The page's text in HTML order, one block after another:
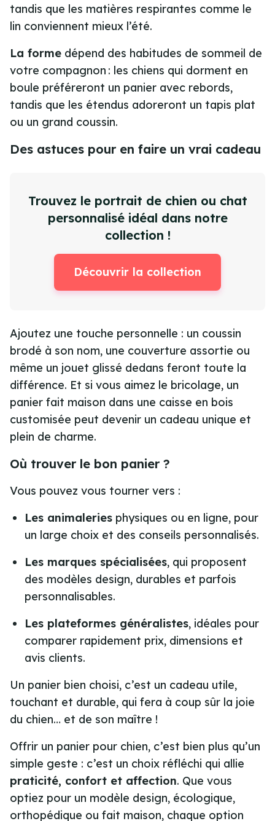
tandis que les matières respirantes comme le
lin conviennent mieux l’été.
La forme dépend des habitudes de sommeil de
votre compagnon : les chiens qui dorment en
boule préféreront un panier avec rebords,
tandis que les étendus adoreront un tapis plat
ou un grand coussin.
Des astuces pour en faire un vrai cadeau
Trouvez le portrait de chien ou chat
personnalisé idéal dans notre
collection !
Découvrir la collection
Ajoutez une touche personnelle : un coussin
brodé à son nom, une couverture assortie ou
même un jouet glissé dedans feront toute la
différence. Et si vous aimez le bricolage, un
panier fait maison dans une caisse en bois
customisée peut devenir un cadeau unique et
plein de charme.
Où trouver le bon panier ?
Vous pouvez vous tourner vers :
Les animaleries physiques ou en ligne, pour
un large choix et des conseils personnalisés.
Les marques spécialisées, qui proposent
des modèles design, durables et parfois
personnalisables.
Les plateformes généralistes, idéales pour
comparer rapidement prix, dimensions et
avis clients.
Un panier bien choisi, c’est un cadeau utile,
touchant et durable, qui fera à coup sûr la joie
du chien… et de son maître !
Offrir un panier pour chien, c’est bien plus qu’un
simple geste : c’est un choix réfléchi qui allie
praticité, confort et affection. Que vous
optiez pour un modèle design, écologique,
orthopédique ou fait maison, chaque option